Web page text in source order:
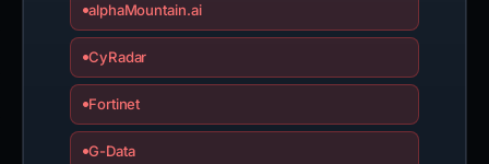
alphaMountain.ai
CyRadar
Fortinet
G-Data